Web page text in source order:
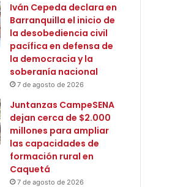
Iván Cepeda declara en
Barranquilla el inicio de
la desobediencia civil
pacífica en defensa de
la democracia y la
soberanía nacional
7 de agosto de 2026
Juntanzas CampeSENA
dejan cerca de $2.000
millones para ampliar
las capacidades de
formación rural en
Caquetá
7 de agosto de 2026